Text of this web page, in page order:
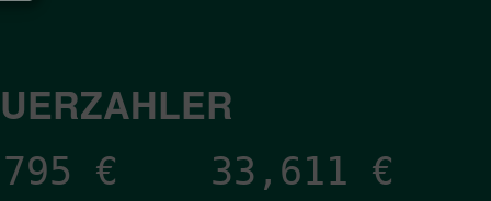
€ 33,611 €